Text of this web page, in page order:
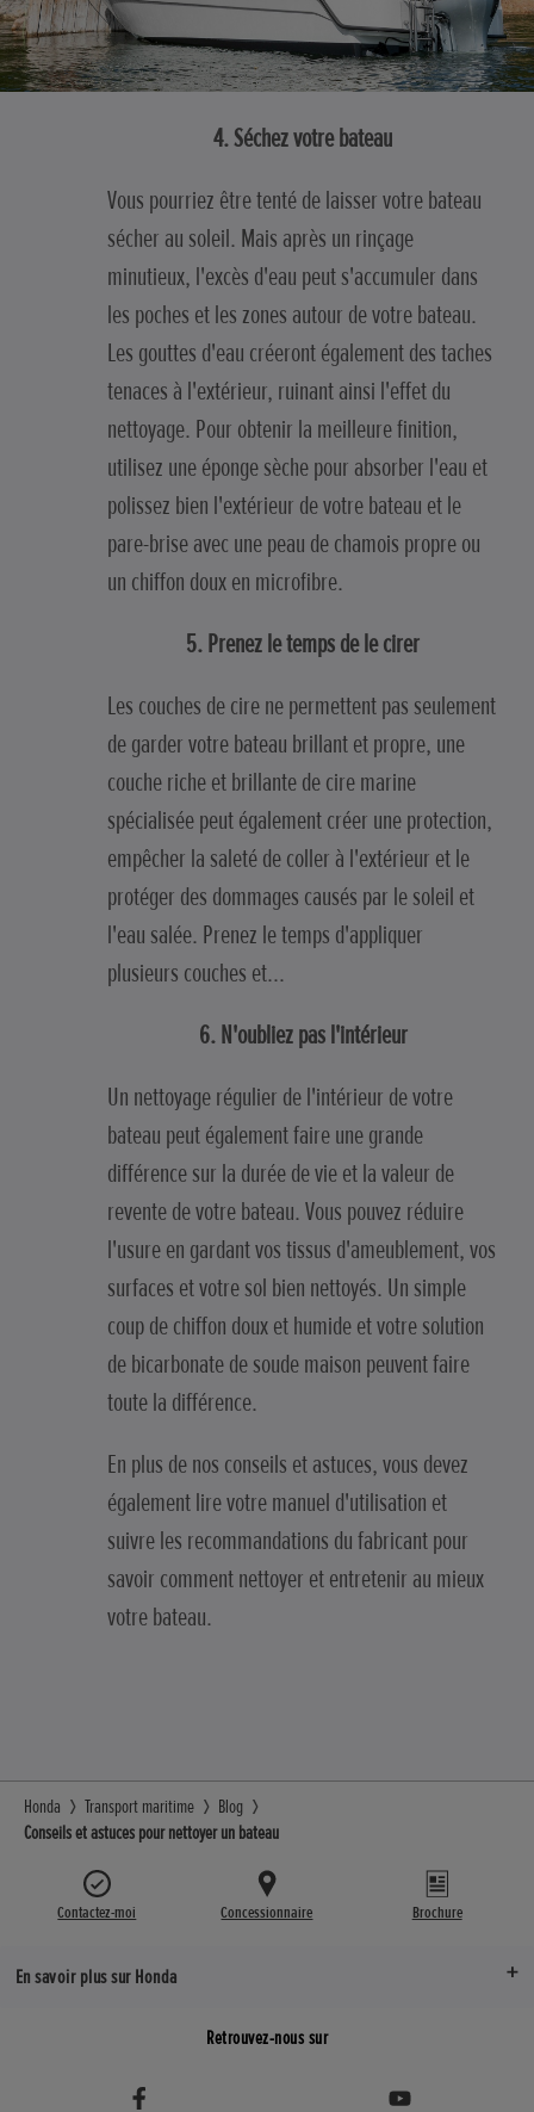
4. Séchez votre bateau
Vous pourriez être tenté de laisser votre bateau
sécher au soleil. Mais après un rinçage
minutieux, l'excès d'eau peut s'accumuler dans
les poches et les zones autour de votre bateau.
Les gouttes d'eau créeront également des taches
tenaces à l'extérieur, ruinant ainsi l'effet du
nettoyage. Pour obtenir la meilleure finition,
utilisez une éponge sèche pour absorber l'eau et
polissez bien l'extérieur de votre bateau et le
pare-brise avec une peau de chamois propre ou
un chiffon doux en microfibre.
5. Prenez le temps de le cirer
Les couches de cire ne permettent pas seulement
de garder votre bateau brillant et propre, une
couche riche et brillante de cire marine
spécialisée peut également créer une protection,
empêcher la saleté de coller à l'extérieur et le
protéger des dommages causés par le soleil et
l'eau salée. Prenez le temps d'appliquer
plusieurs couches et…
6. N'oubliez pas l'intérieur
Un nettoyage régulier de l'intérieur de votre
bateau peut également faire une grande
différence sur la durée de vie et la valeur de
revente de votre bateau. Vous pouvez réduire
l'usure en gardant vos tissus d'ameublement, vos
surfaces et votre sol bien nettoyés. Un simple
coup de chiffon doux et humide et votre solution
de bicarbonate de soude maison peuvent faire
toute la différence.
En plus de nos conseils et astuces, vous devez
également lire votre manuel d'utilisation et
suivre les recommandations du fabricant pour
savoir comment nettoyer et entretenir au mieux
votre bateau.
Honda Transport maritime
Blog
Conseils et astuces pour nettoyer un bateau
Contactez-moi Concessionnaire Brochure
En savoir plus sur Honda
Retrouvez-nous sur